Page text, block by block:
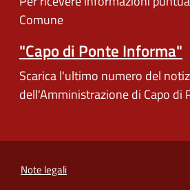
Comune
"Capo di Ponte Informa"
Scarica l'ultimo numero del
dell'Amministrazione di Capo di
Note legali